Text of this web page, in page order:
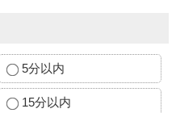
5分以内
15分以内